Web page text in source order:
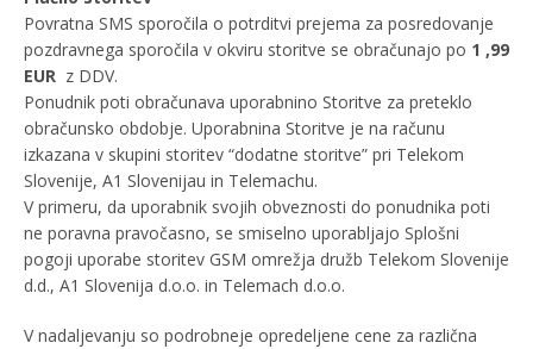
Povratna SMS sporočila o potrditvi prejema za posredovanje
pozdravnega sporočila v okviru storitve se obračunajo po 1 ,99
EUR z DDV.
Ponudnik poti obračunava uporabnino Storitve za preteklo
obračunsko obdobje. Uporabnina Storitve je na računu
izkazana v skupini storitev “dodatne storitve” pri Telekom
Slovenije, A1 Slovenijau in Telemachu.
V primeru, da uporabnik svojih obveznosti do ponudnika poti
ne poravna pravočasno, se smiselno uporabljajo Splošni
pogoji uporabe storitev GSM omrežja družb Telekom Slovenije
d.d., A1 Slovenija d.o.o. in Telemach d.o.o.
V nadaljevanju so podrobneje opredeljene cene za različna